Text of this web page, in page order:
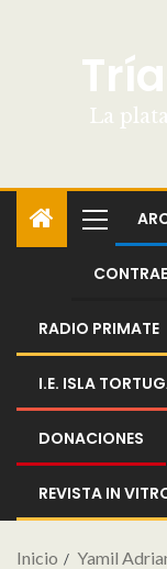
La
RADIO PRIMATE
I.E. ISLA
DONACIONES
REVISTA IN
Inicio Yamil